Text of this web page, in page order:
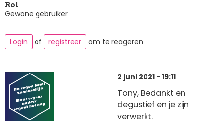
Rol
Gewone gebruiker
Login of registreer om te reageren
2 juni 2021 - 19:11
Tony, Bedankt en
degustief en je zijn
verwerkt.